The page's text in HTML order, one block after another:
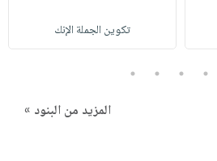
تكوين الجملة الإنك
2
3
4
5
المزيد من البنود »